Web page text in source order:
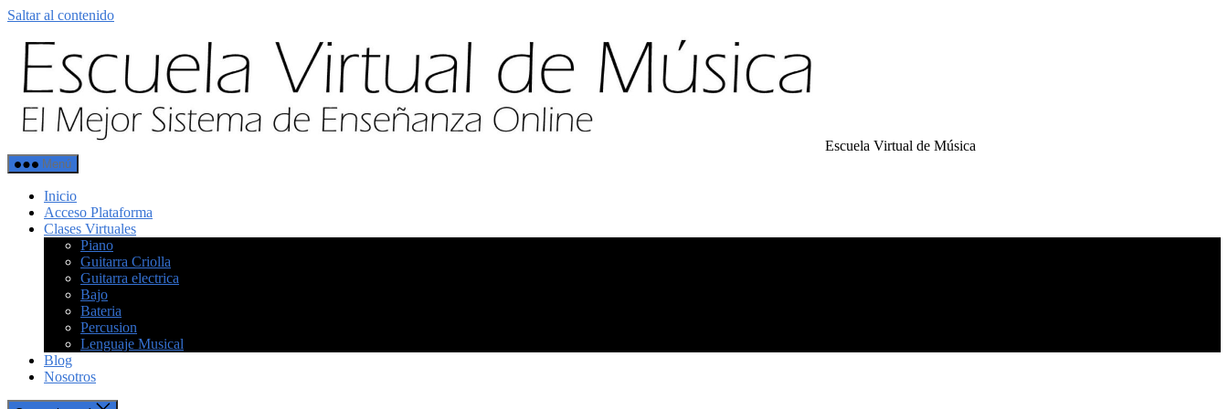
Saltar al contenido
Escuela Virtual de Música
Menú
Inicio
Acceso Plataforma
Clases Virtuales
Piano
Guitarra Criolla
Guitarra electrica
Bajo
Bateria
Percusion
Lenguaje Musical
Blog
Nosotros